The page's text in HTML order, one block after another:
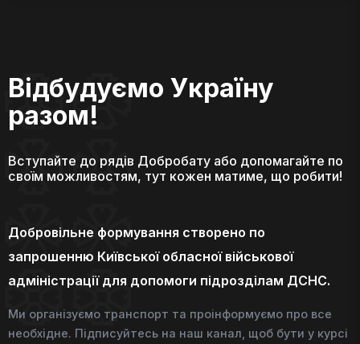
Відбудуємо Україну
разом!
Вступайте до рядів Добробату або допомагайте по
своїм можливостям, тут кожен матиме, що робити!
Добровільне формування створено по
запрошенню Київської обласної військової
адміністрації для допомоги підрозділам ДСНС.
Ми організуємо транспорт та проінформуємо про все
необхідне. Підписуйтесь на наш канал, щоб бути у курсі